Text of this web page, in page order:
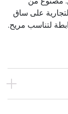
على ساق
لتناسب مريح.